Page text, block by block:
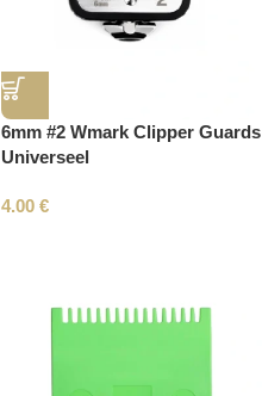
6mm #2 Wmark Clipper Guards
Universeel
4.00 €